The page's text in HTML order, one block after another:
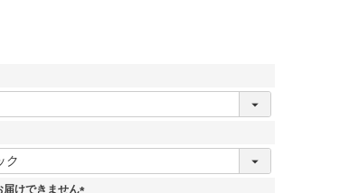
届けできません